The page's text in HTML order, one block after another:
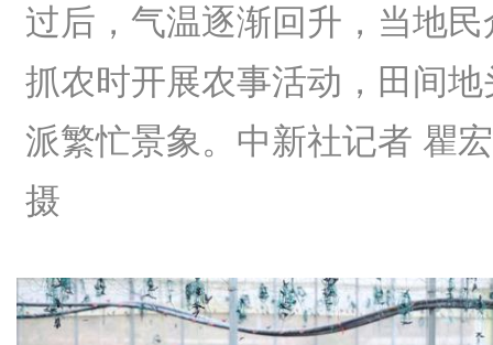
过后，气温逐渐回升，当地民
抓农时开展农事活动，田间地
派繁忙景象。中新社记者 瞿
摄